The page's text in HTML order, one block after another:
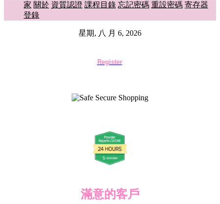
家 關於 資質認證 課程目錄 忘記密碼 重設密碼 寄存器
登錄
星期, 八 月 6, 2026
Register
滿意的客戶